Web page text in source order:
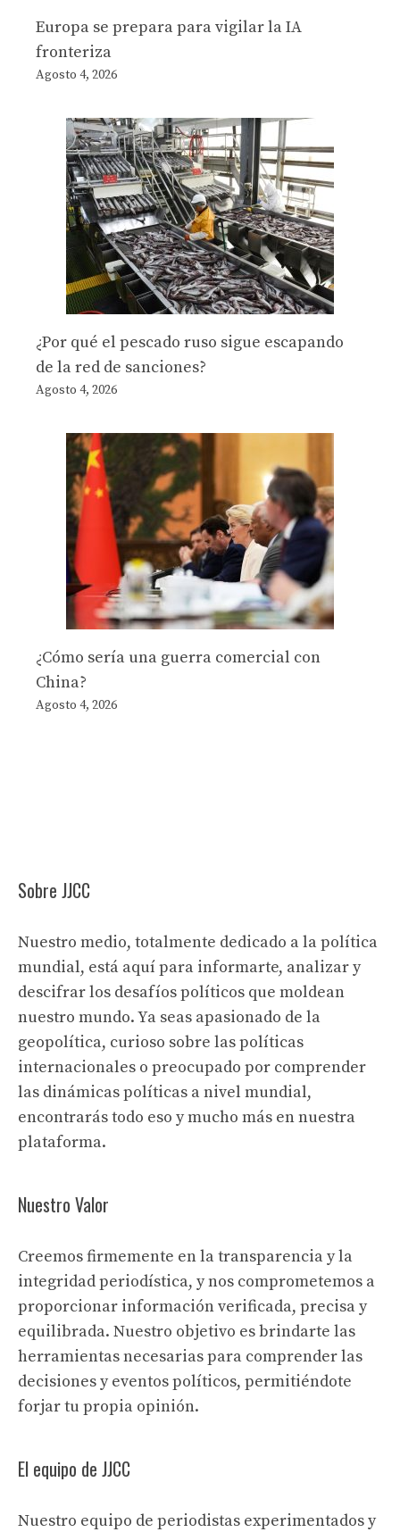
Europa se prepara para vigilar la IA
fronteriza
Agosto 4, 2026
¿Por qué el pescado ruso sigue escapando
de la red de sanciones?
Agosto 4, 2026
¿Cómo sería una guerra comercial con
China?
Agosto 4, 2026
Sobre JJCC
Nuestro medio, totalmente dedicado a la política
mundial, está aquí para informarte, analizar y
descifrar los desafíos políticos que moldean
nuestro mundo. Ya seas apasionado de la
geopolítica, curioso sobre las políticas
internacionales o preocupado por comprender
las dinámicas políticas a nivel mundial,
encontrarás todo eso y mucho más en nuestra
plataforma.
Nuestro Valor
Creemos firmemente en la transparencia y la
integridad periodística, y nos comprometemos a
proporcionar información verificada, precisa y
equilibrada. Nuestro objetivo es brindarte las
herramientas necesarias para comprender las
decisiones y eventos políticos, permitiéndote
forjar tu propia opinión.
El equipo de JJCC
Nuestro equipo de periodistas experimentados y